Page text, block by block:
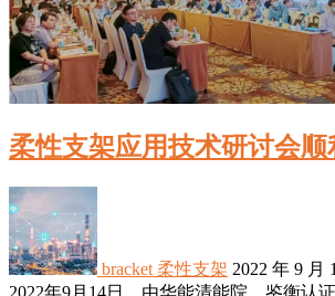
柔性支架应用技术研讨会
bracket 柔性支架 2022 年 9 月